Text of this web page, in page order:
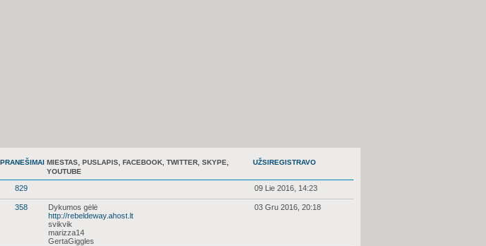
PRANEŠIMAI MIESTAS, PUSLAPIS, FACEBOOK, TWITTER, SKYPE,
YOUTUBE
UŽSIREGISTRAVO
829 09 Lie 2016, 14:23
358
Dykumos gėlė
http://rebeldeway.ahost.lt
svikvik
marizza14
GertaGiggles
03 Gru 2016, 20:18